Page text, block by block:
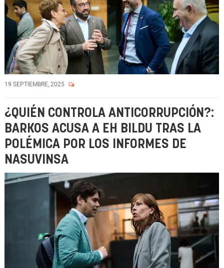
19 SEPTIEMBRE, 2025
¿QUIÉN CONTROLA ANTICORRUPCIÓN?:
BARKOS ACUSA A EH BILDU TRAS LA
POLÉMICA POR LOS INFORMES DE
NASUVINSA